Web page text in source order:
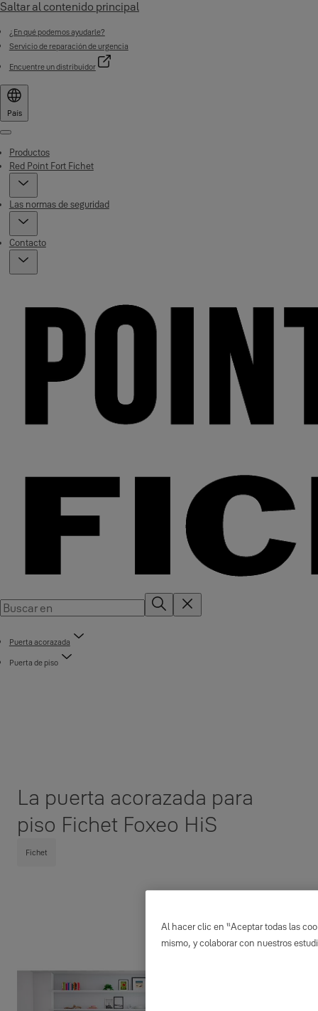
Saltar al contenido principal
¿En qué podemos ayudarle?
Servicio de reparación de urgencia
Encuentre un distribuidor
País
Menu
Productos
Red Point Fort Fichet
Las normas de seguridad
Contacto
Puerta acorazada
Puerta de piso
La puerta acorazada para
piso Fichet Foxeo HiS
Fichet
Al hacer clic en “Aceptar todas las
mismo, y colaborar con nuestros